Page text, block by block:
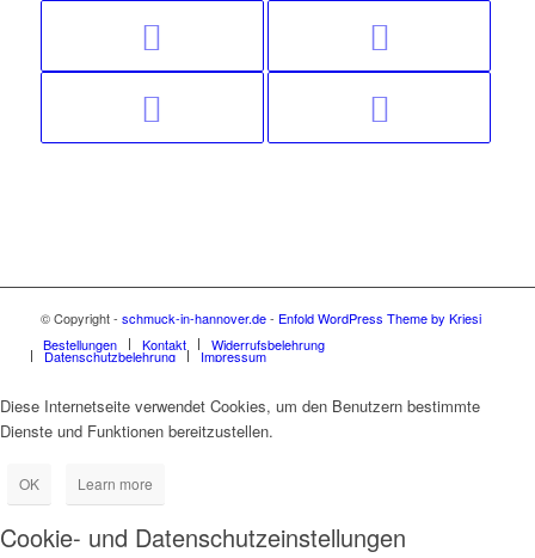
© Copyright - schmuck-in-hannover.de- Enfold WordPress Theme by Kriesi
Bestellungen
Kontakt Widerrufsbelehrung
Datenschutzbelehrung Impressum
Diese Internetseite verwendet Cookies, um den Benutzern bestimmte
Dienste und Funktionen bereitzustellen.
OK Learn more
Cookie- und Datenschutzeinstellungen